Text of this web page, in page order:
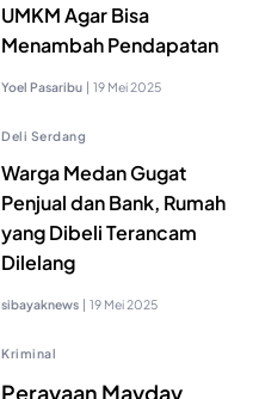
UMKM Agar Bisa
Menambah Pendapatan
Yoel Pasaribu | 19 Mei 2025
Deli Serdang
Warga Medan Gugat
Penjual dan Bank, Rumah
yang Dibeli Terancam
Dilelang
sibayaknews | 19 Mei 2025
Kriminal
Perayaan Mayday